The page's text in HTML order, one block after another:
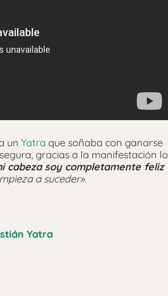
un Yatra que soñaba con ganarse
gracias a la manifestación lo
cabeza soy completamente feliz
a suceder».
Yatra